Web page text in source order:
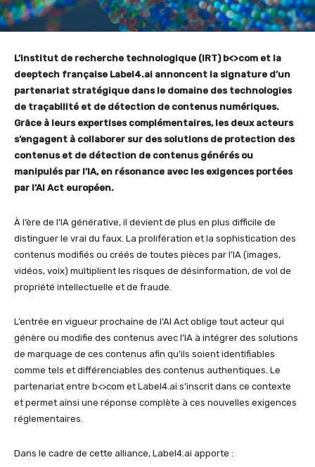
L’institut de recherche technologique (IRT) b<>com et la
deeptech française Label4.ai annoncent la signature d’un
partenariat stratégique dans le domaine des technologies
de traçabilité et de détection de contenus numériques.
Grâce à leurs expertises complémentaires, les deux acteurs
s’engagent à collaborer sur des solutions de protection des
contenus et de détection de contenus générés ou
manipulés par l’IA, en résonance avec les exigences portées
par l’AI Act européen.
À l’ère de l’IA générative, il devient de plus en plus difficile de
distinguer le vrai du faux. La prolifération et la sophistication des
contenus modifiés ou créés de toutes pièces par l’IA (images,
vidéos, voix) multiplient les risques de désinformation, de vol de
propriété intellectuelle et de fraude.
L’entrée en vigueur prochaine de l’AI Act oblige tout acteur qui
génère ou modifie des contenus avec l’IA à intégrer des solutions
de marquage de ces contenus afin qu’ils soient identifiables
comme tels et différenciables des contenus authentiques. Le
partenariat entre b<>com et Label4.ai s’inscrit dans ce contexte
et permet ainsi une réponse complète à ces nouvelles exigences
réglementaires.
Dans le cadre de cette alliance, Label4.ai apporte :